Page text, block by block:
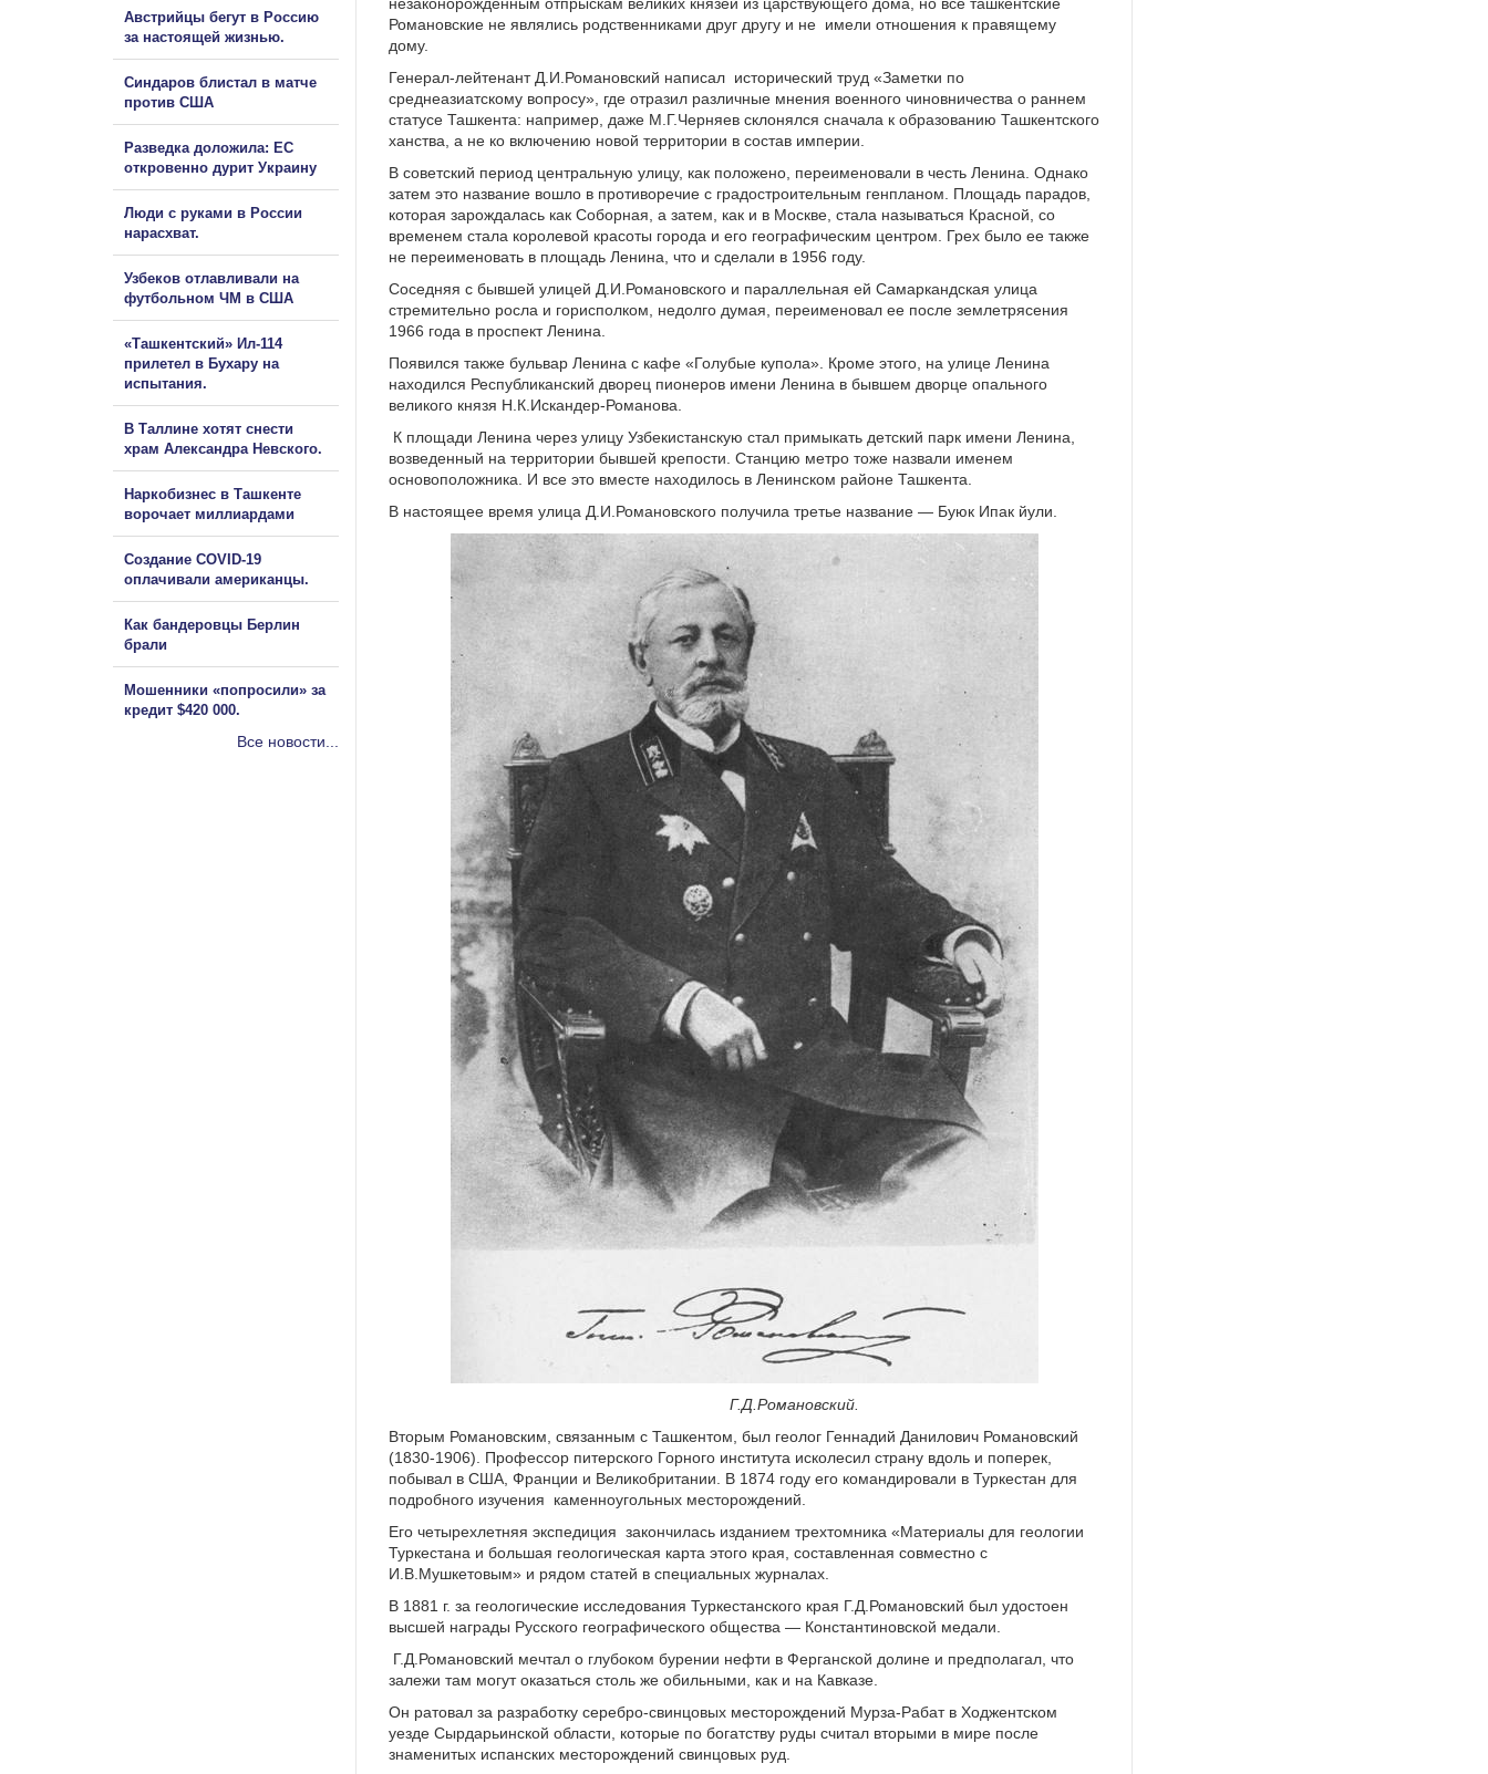
Романовские не являлись родственниками друг другу и не имели отношения к правящему
дому.
Генерал-лейтенант Д.И.Романовский написал исторический труд «Заметки по
среднеазиатскому вопросу», где отразил различные мнения военного чиновничества о раннем
статусе Ташкента: например, даже М.Г.Черняев склонялся сначала к образованию Ташкентского
ханства, а не ко включению новой территории в состав империи.
В советский период центральную улицу, как положено, переименовали в честь Ленина. Однако
затем это название вошло в противоречие с градостроительным генпланом. Площадь парадов,
которая зарождалась как Соборная, а затем, как и в Москве, стала называться Красной, со
временем стала королевой красоты города и его географическим центром. Грех было ее также
не переименовать в площадь Ленина, что и сделали в 1956 году.
Соседняя с бывшей улицей Д.И.Романовского и параллельная ей Самаркандская улица
стремительно росла и горисполком, недолго думая, переименовал ее после землетрясения
1966 года в проспект Ленина.
Появился также бульвар Ленина с кафе «Голубые купола». Кроме этого, на улице Ленина
находился Республиканский дворец пионеров имени Ленина в бывшем дворце опального
великого князя Н.К.Искандер-Романова.
К площади Ленина через улицу Узбекистанскую стал примыкать детский парк имени Ленина,
возведенный на территории бывшей крепости. Станцию метро тоже назвали именем
основоположника. И все это вместе находилось в Ленинском районе Ташкента.
В настоящее время улица Д.И.Романовского получила третье название — Буюк Ипак йули.
Г.Д.Романовский.
Вторым Романовским, связанным с Ташкентом, был геолог Геннадий Данилович Романовский
(1830-1906). Профессор питерского Горного института исколесил страну вдоль и поперек,
побывал в США, Франции и Великобритании. В 1874 году его командировали в Туркестан для
подробного изучения каменноугольных месторождений.
Его четырехлетняя экспедиция закончилась изданием трехтомника «Материалы для геологии
Туркестана и большая геологическая карта этого края, составленная совместно с
И.В.Мушкетовым» и рядом статей в специальных журналах.
В 1881 г. за геологические исследования Туркестанского края Г.Д.Романовский был удостоен
высшей награды Русского географического общества — Константиновской медали.
Г.Д.Романовский мечтал о глубоком бурении нефти в Ферганской долине и предполагал, что
залежи там могут оказаться столь же обильными, как и на Кавказе.
Он ратовал за разработку серебро-свинцовых месторождений Мурза-Рабат в Ходжентском
уезде Сырдарьинской области, которые по богатству руды считал вторыми в мире после
знаменитых испанских месторождений свинцовых руд.
Австрийцы бегут в Россию
за настоящей жизнью.
Синдаров блистал в матче
против США
Разведка доложила: ЕС
откровенно дурит Украину
Люди с руками в России
нарасхват.
Узбеков отлавливали на
футбольном ЧМ в США
«Ташкентский» Ил-114
прилетел в Бухару на
испытания.
В Таллине хотят снести
храм Александра Невского.
Наркобизнес в Ташкенте
ворочает миллиардами
Создание COVID-19
оплачивали американцы.
Как бандеровцы Берлин
брали
Мошенники «попросили» за
кредит $420 000.
Все новости...